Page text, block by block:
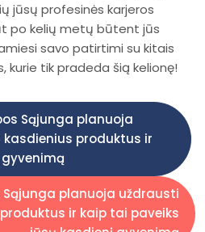
jūsų profesinės karjeros
po kelių metų būtent jūs
savo patirtimi su kitais
kurie tik pradeda šią kelionę!
Sąjunga planuoja
produktus ir
Sąjunga planuoja uždrausti
ir kaip tai paveiks